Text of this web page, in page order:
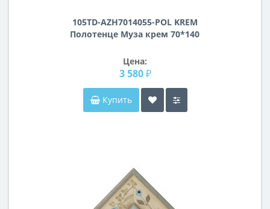
105TD-AZH7014055-POL KREM
Полотенце Муза крем 70*140
Цена:
3 580 ₽
Купить